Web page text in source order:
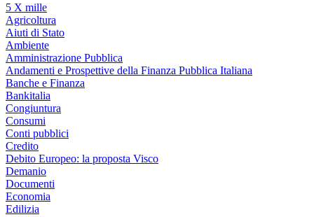
5 X mille
Agricoltura
Aiuti di Stato
Ambiente
Amministrazione Pubblica
Andamenti e Prospettive della Finanza Pubblica Italiana
Banche e Finanza
Bankitalia
Congiuntura
Consumi
Conti pubblici
Credito
Debito Europeo: la proposta Visco
Demanio
Documenti
Economia
Edilizia